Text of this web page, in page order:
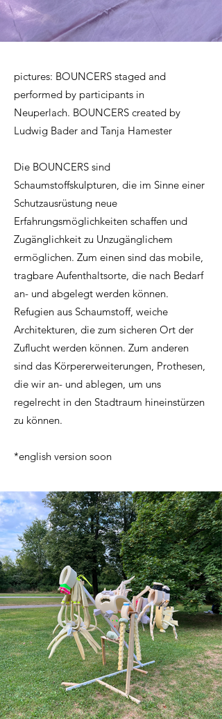
pictures: BOUNCERS staged and
performed by participants in
Neuperlach. BOUNCERS created by
Ludwig Bader and Tanja Hamester
Die BOUNCERS sind
Schaumstoffskulpturen, die im Sinne einer
Schutzausrüstung neue
Erfahrungsmöglichkeiten schaffen und
Zugänglichkeit zu Unzugänglichem
ermöglichen. Zum einen sind das mobile,
tragbare Aufenthaltsorte, die nach Bedarf
an- und abgelegt werden können.
Refugien aus Schaumstoff, weiche
Architekturen, die zum sicheren Ort der
Zuflucht werden können. Zum anderen
sind das Körpererweiterungen, Prothesen,
die wir an- und ablegen, um uns
regelrecht in den Stadtraum hineinstürzen
zu können.
*english version soon